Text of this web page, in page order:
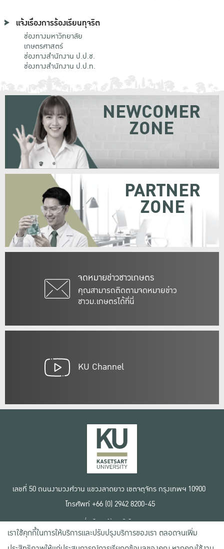
แจ้งเรื่องการร้องเรียนทุจริต
ช่องทางมหาวิทยาลัย
เกษตรศาสตร์
ช่องทางสำนักงาน ป.ป.ช.
ช่องทางสำนักงาน ป.ป.ท.
จดหมายข่าวชาวเกษตร
คุณสามารถติดตามจดหมายข่าว
ชาวม.เกษตรได้ที่นี่
NEWCOMER
ZONE
PARTNER
ZONE
KU Channel
เลขที่ 50 ถนนงามวงศ์วาน แขวงลาดยาว เขตจตุจักร กรุงเทพฯ 10900
โทรศัพท์ +66 (0) 2942 8200-45
เงื่อนไขการใช้งานเว็บไซต์
ข้อตกลงด้านสิทธิ์ใช้งาน
นโยบายความเป็นส่วนตัว
เราใช้คุกกี้ในการให้บริการและปรับปรุงบริการของเรา ตลอดจนเพิ่ม